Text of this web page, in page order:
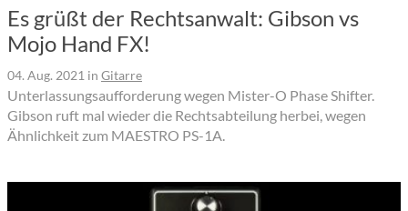
Es grüßt der Rechtsanwalt: Gibson vs
Mojo Hand FX!
04. Aug. 2021 in Gitarre
Unterlassungsaufforderung wegen Mister-O Phase Shifter.
Gibson ruft mal wieder die Rechtsabteilung herbei, wegen
Ähnlichkeit zum MAESTRO PS-1A.